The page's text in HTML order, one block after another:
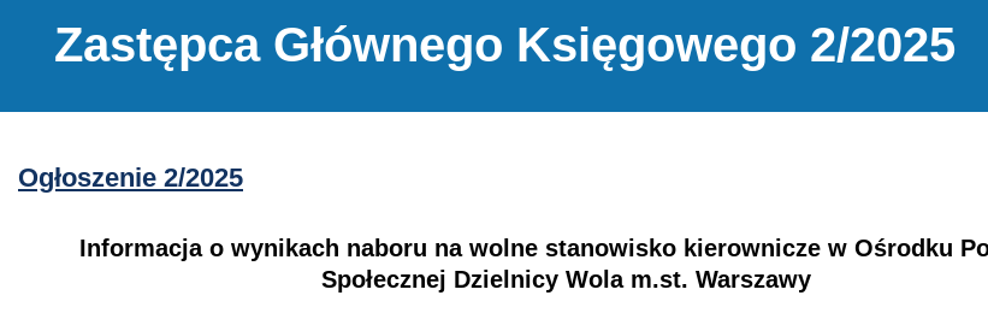
Zastępca Głównego Księgowego 2/2025
Ogłoszenie 2/2025
Informacja o wynikach naboru na wolne stanowisko kierownicze w Ośrodku
Społecznej Dzielnicy Wola m.st. Warszawy